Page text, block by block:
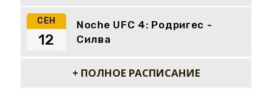
СЕН
Noche UFC 4: Родригес -
Силва
12
+ ПОЛНОЕ РАСПИСАНИЕ